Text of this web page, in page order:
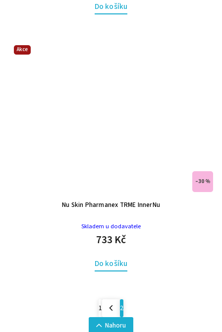
Do košíku
Akce
–30 %
Nu Skin Pharmanex TRME InnerNu
Skladem u dodavatele
733 Kč
Do košíku
1
2
Nahoru